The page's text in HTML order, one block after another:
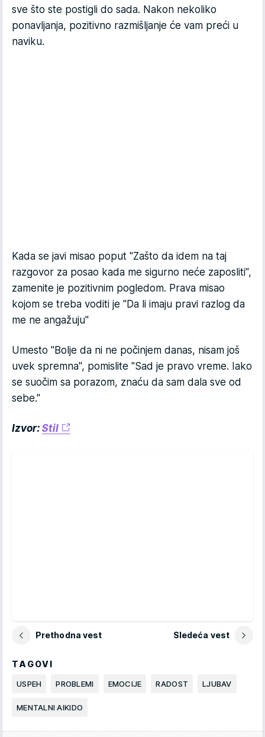
sve što ste postigli do sada. Nakon nekoliko
ponavljanja, pozitivno razmišljanje će vam preći u
naviku.
Kada se javi misao poput "Zašto da idem na taj
razgovor za posao kada me sigurno neće zaposliti",
zamenite je pozitivnim pogledom. Prava misao
kojom se treba voditi je "Da li imaju pravi razlog da
me ne angažuju"
Umesto "Bolje da ni ne počinjem danas, nisam još
uvek spremna", pomislite "Sad je pravo vreme. Iako
se suočim sa porazom, znaću da sam dala sve od
sebe."
Izvor: Stil
Prethodna vest Sledeća vest
TAGOVI
USPEH PROBLEMI EMOCIJE RADOST LJUBAV
MENTALNI AIKIDO